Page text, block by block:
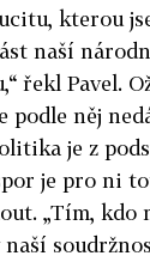
kterou
naší
řekl Pavel.
podle něj
je z
je pro ni
„Tím, kdo